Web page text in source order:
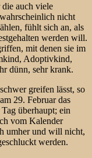
auch viele
nicht
fühlt sich an, als
werden will.
mit denen sie im
Adoptivkind,
dünn, sehr krank.
greifen lässt, so
29. Februar das
überhaupt; ein
vom Kalender
umher und will nicht,
werden.